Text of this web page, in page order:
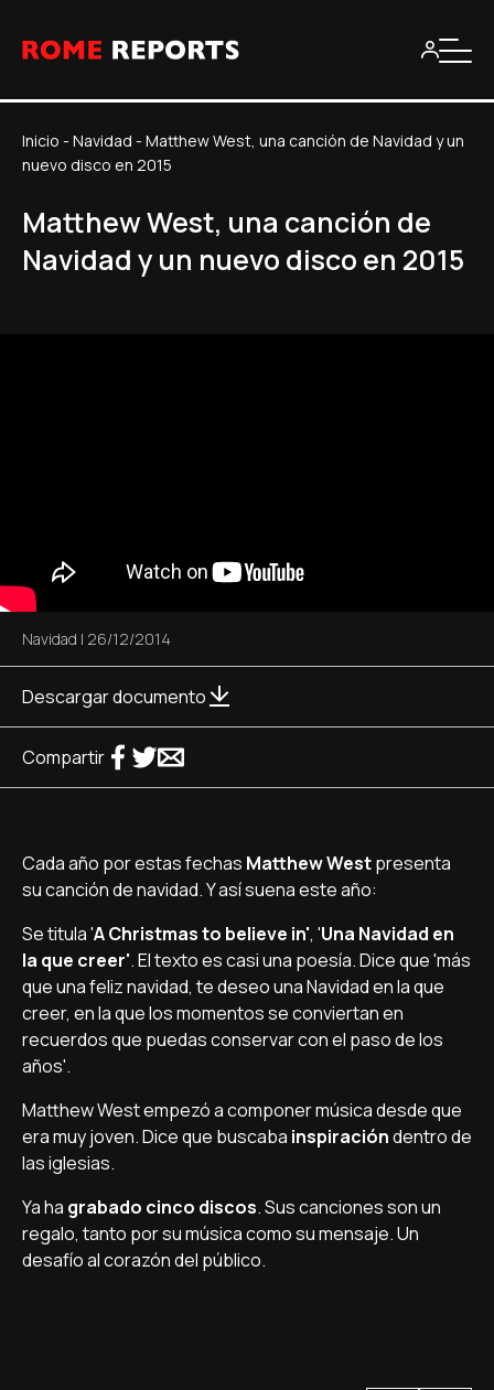
Inicio - Navidad - Matthew West, una canción de Navidad y un
nuevo disco en 2015
Matthew West, una canción de
Navidad y un nuevo disco en 2015
Navidad | 26/12/2014
Descargar documento
Compartir
Cada año por estas fechas Matthew Westpresenta
su canción de navidad. Y así­ suena este año:
Se titula 'A Christmas to believe in', 'Una Navidad en
la que creer'. El texto es casi una poesí­a. Dice que 'más
que una feliz navidad, te deseo una Navidad en la que
creer, en la que los momentos se conviertan en
recuerdos que puedas conservar con el paso de los
años'.
Matthew West empezó a componer música desde que
era muy joven. Dice que buscaba inspiracióndentro de
las iglesias.
Ya ha grabado cinco discos. Sus canciones son un
regalo, tanto por su música como su mensaje. Un
desafí­o al corazón del público.